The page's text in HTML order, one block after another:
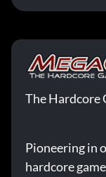
The Hardcore
Pioneering in
hardcore